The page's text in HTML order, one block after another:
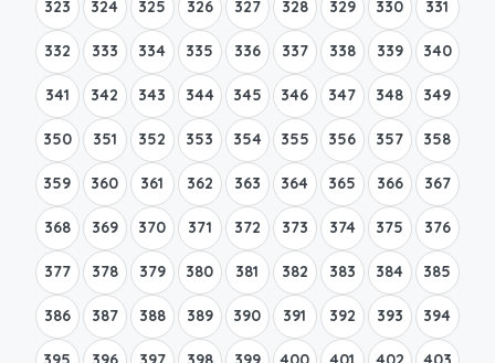
323 324 325 326 327 328 329 330 331
332 333 334 335 336 337 338 339 340
341 342 343 344 345 346 347 348 349
350 351 352 353 354 355 356 357 358
359 360 361 362 363 364 365 366 367
368 369 370 371 372 373 374 375 376
377 378 379 380 381 382 383 384 385
386 387 388 389 390 391 392 393 394